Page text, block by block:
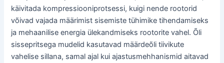
käivitada kompressiooniprotsessi, kuigi nende rootorid
võivad vajada määrimist sisemiste tühimike tihendamiseks
ja mehaanilise energia ülekandmiseks rootorite vahel. Õli
sissepritsega mudelid kasutavad määrdeõli tiivikute
vahelise sillana, samal ajal kui ajastusmehhanismid aitavad